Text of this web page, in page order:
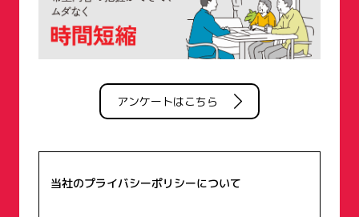
アンケートはこちら
当社のプライバシーポリシーについて